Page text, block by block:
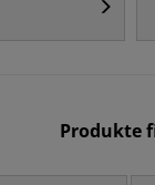
Produkte